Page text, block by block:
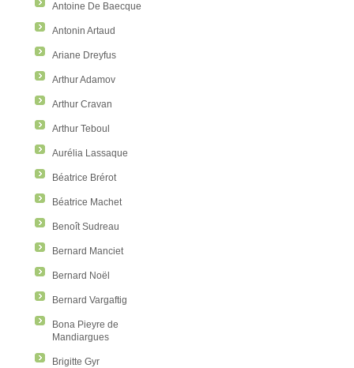
Antoine De Baecque
Antonin Artaud
Ariane Dreyfus
Arthur Adamov
Arthur Cravan
Arthur Teboul
Aurélia Lassaque
Béatrice Brérot
Béatrice Machet
Benoît Sudreau
Bernard Manciet
Bernard Noël
Bernard Vargaftig
Bona Pieyre de
Mandiargues
Brigitte Gyr